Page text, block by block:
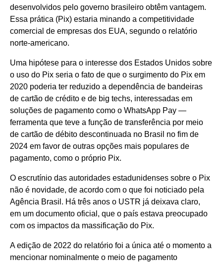
desenvolvidos pelo governo brasileiro obtêm vantagem.
Essa prática (Pix) estaria minando a competitividade
comercial de empresas dos EUA, segundo o relatório
norte-americano.
Uma hipótese para o interesse dos Estados Unidos sobre
o uso do Pix seria o fato de que o surgimento do Pix em
2020 poderia ter reduzido a dependência de bandeiras
de cartão de crédito e de big techs, interessadas em
soluções de pagamento como o WhatsApp Pay —
ferramenta que teve a função de transferência por meio
de cartão de débito descontinuada no Brasil no fim de
2024 em favor de outras opções mais populares de
pagamento, como o próprio Pix.
O escrutínio das autoridades estadunidenses sobre o Pix
não é novidade, de acordo com o que foi noticiado pela
Agência Brasil. Há três anos o USTR já deixava claro,
em um documento oficial, que o país estava preocupado
com os impactos da massificação do Pix.
A edição de 2022 do relatório foi a única até o momento a
mencionar nominalmente o meio de pagamento